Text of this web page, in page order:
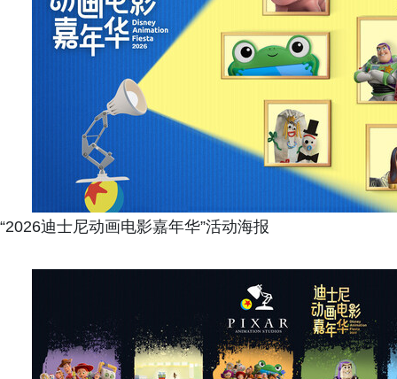
“2026迪士尼动画电影嘉年华”活动海报